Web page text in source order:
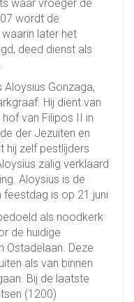
waar vroeger de
wordt de
later het
deed dienst als
Aloysius Gonzaga,
Hij dient van
van Filipos II in
der Jezuïten en
hij zelf pestlijders
zalig verklaard
Aloysius is de
feestdag is op 21 juni
als noodkerk
de huidige
Ostadelaan. Deze
als van binnen
Bij de laatste
(1200)